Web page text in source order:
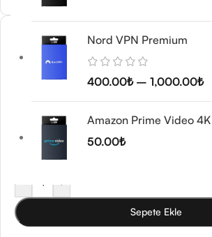
Nord VPN Premium
400.00₺ – 1,000.00₺
Amazon Prime Video 4K
50.00₺
Motion Array
100.00 –550.00₺
Değerlendirmeler (0)
Abonelik Süresi
+
Sepete Ekle